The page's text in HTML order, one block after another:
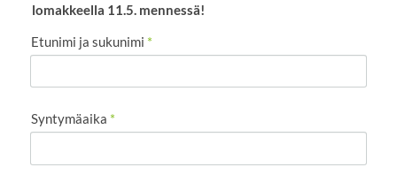
lomakkeella 11.5. mennessä!
Etunimi ja sukunimi *
Syntymäaika *